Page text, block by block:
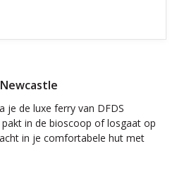
je de luxe ferry van DFDS
in de bioscoop of losgaat op
in je comfortabele hut met